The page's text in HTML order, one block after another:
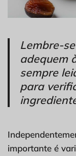
Lembre-
adequem
sempre
para
importante é